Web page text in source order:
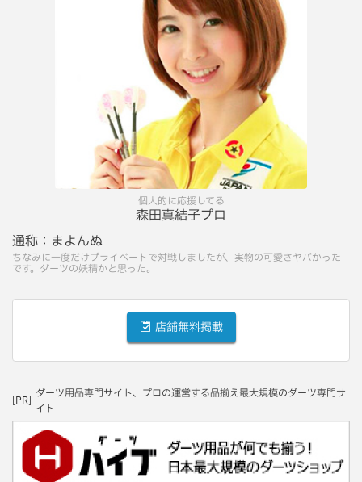
個人的に応援してる
森田真結子プロ
通称： まよんぬ
ちなみに一度だけプライベートで対戦しましたが、実物の可愛さヤバかった
です。ダーツの妖精かと思った。
店舗無料掲載
[PR]
ダーツ用品専門サイト、プロの運営する品揃え最大規模のダーツ専門サ
イト